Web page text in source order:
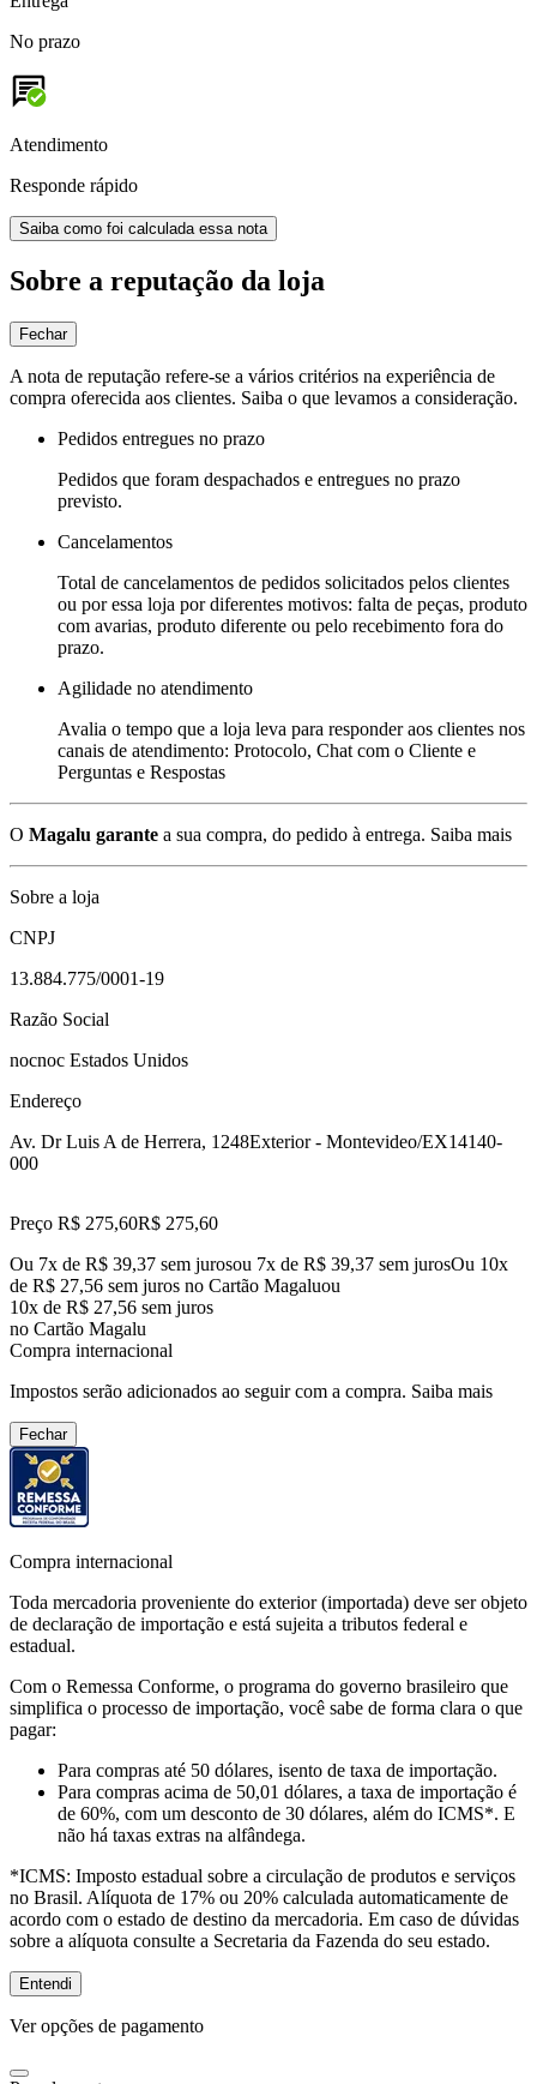
No prazo
Atendimento
Responde rápido
Saiba como foi calculada essa nota
Sobre a reputação da loja
Fechar
A nota de reputação refere-se a vários critérios na experiência de
compra oferecida aos clientes. Saiba o que levamos a consideração.
Pedidos entregues no prazo
Pedidos que foram despachados e entregues no prazo
previsto.
Cancelamentos
Total de cancelamentos de pedidos solicitados pelos clientes
ou por essa loja por diferentes motivos: falta de peças, produto
com avarias, produto diferente ou pelo recebimento fora do
prazo.
Agilidade no atendimento
Avalia o tempo que a loja leva para responder aos clientes nos
canais de atendimento: Protocolo, Chat com o Cliente e
Perguntas e Respostas
O Magalu garante a sua compra, do pedido à entrega. Saiba mais
Sobre a loja
CNPJ
13.884.775/0001-19
Razão Social
nocnoc Estados Unidos
Endereço
Av. Dr Luis A de Herrera, 1248Exterior - Montevideo/EX14140-
000
Preço R$ 275,60R$ 275,60
Ou 7x de R$ 39,37 sem jurosou 7x de R$ 39,37 sem jurosOu 10x
de R$ 27,56 sem juros no Cartão Magaluou
10x de R$ 27,56 sem juros
no Cartão Magalu
Compra internacional
Impostos serão adicionados ao seguir com a compra. Saiba mais
Fechar
Compra internacional
Toda mercadoria proveniente do exterior (importada) deve ser objeto
de declaração de importação e está sujeita a tributos federal e
estadual.
Com o Remessa Conforme, o programa do governo brasileiro que
simplifica o processo de importação, você sabe de forma clara o que
pagar:
Para compras até 50 dólares, isento de taxa de importação.
Para compras acima de 50,01 dólares, a taxa de importação é
de 60%, com um desconto de 30 dólares, além do ICMS*. E
não há taxas extras na alfândega.
*ICMS: Imposto estadual sobre a circulação de produtos e serviços
no Brasil. Alíquota de 17% ou 20% calculada automaticamente de
acordo com o estado de destino da mercadoria. Em caso de dúvidas
sobre a alíquota consulte a Secretaria da Fazenda do seu estado.
Entendi
Ver opções de pagamento